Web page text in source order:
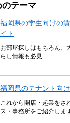
のテーマ
福岡県の学生向けの
イト
お部屋探しはもちろん、
らし情報も必見
福岡県のテナント向
これから開店・起業をさ
ス・事務所をご紹介しま